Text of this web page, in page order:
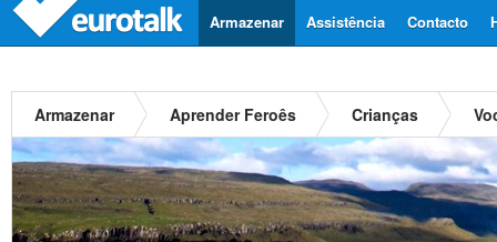
Contacto
Assistência
Armazenar
Armazenar Aprender Feroês Crianças